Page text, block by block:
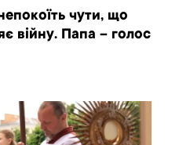
чути, що
війну. Папа – голос